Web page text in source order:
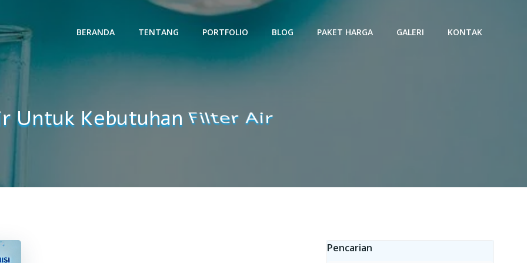
BERANDA TENTANG PORTFOLIO BLOG PAKET HARGA GALERI KONTAK
Untuk KebutuhanReverse Osmosis
Pencarian